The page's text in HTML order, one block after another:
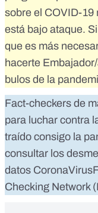
sobre el COVID-19
está bajo ataque.
que es más
hacerte
bulos de la
Fact-checkers de
para luchar contra
traído consigo la
consultar los
datos
Checking Network